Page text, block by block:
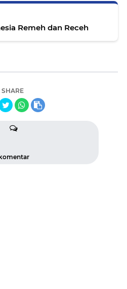
Remeh dan Receh
SHARE
komentar